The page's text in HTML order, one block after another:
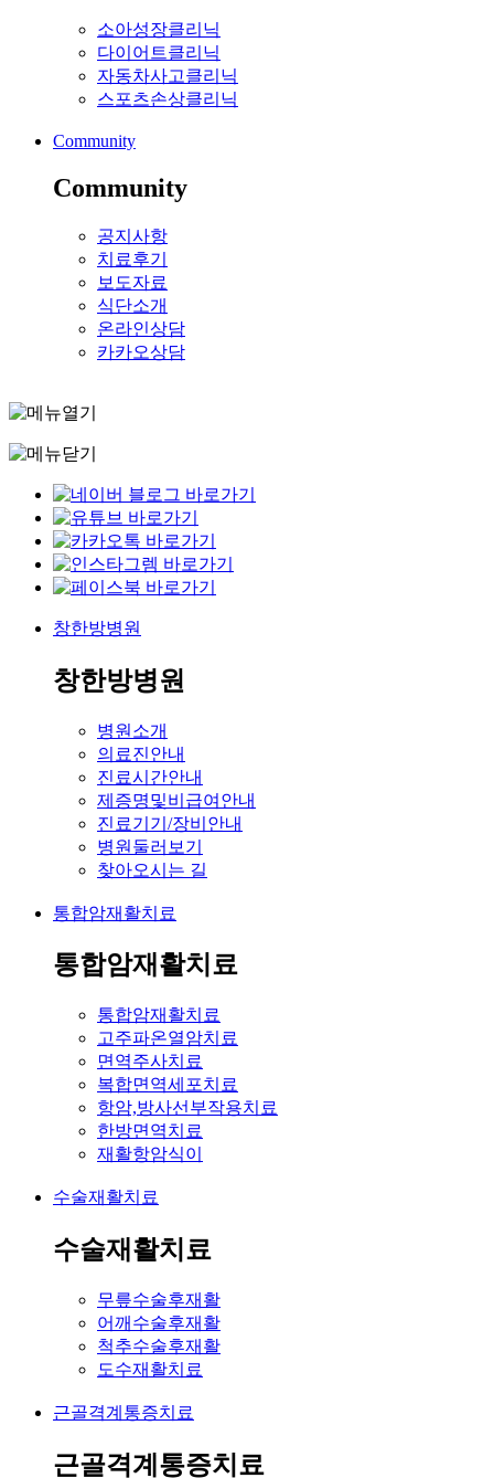
소아성장클리닉
다이어트클리닉
자동차사고클리닉
스포츠손상클리닉
Community
Community
공지사항
치료후기
보도자료
식단소개
온라인상담
카카오상담
창한방병원
창한방병원
병원소개
의료진안내
진료시간안내
제증명및비급여안내
진료기기/장비안내
병원둘러보기
찾아오시는 길
통합암재활치료
통합암재활치료
통합암재활치료
고주파온열암치료
면역주사치료
복합면역세포치료
항암,방사선부작용치료
한방면역치료
재활항암식이
수술재활치료
수술재활치료
무릎수술후재활
어깨수술후재활
척추수술후재활
도수재활치료
근골격계통증치료
근골격계통증치료